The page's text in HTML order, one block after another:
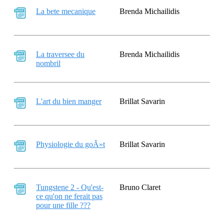
La bete mecanique Brenda Michailidis
La traversee du
nombril
Brenda Michailidis
L'art du bien manger Brillat Savarin
Physiologie du goÃ»t Brillat Savarin
Tungstene 2 - Qu'est-
ce qu'on ne ferait pas
pour une fille ???
Bruno Claret